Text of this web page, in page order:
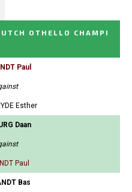
OTHELLO CHAMPI
Paul
Esther
Daan
Paul
Bas